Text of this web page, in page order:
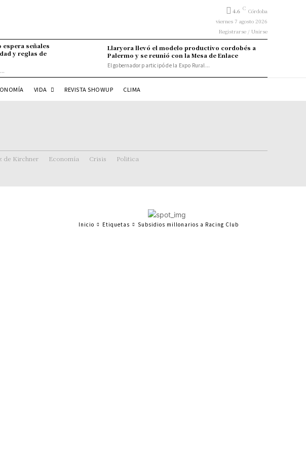
4.6 C Córdoba
viernes 7 agosto 2026
Registrarse / Unirse
espera señales
y reglas de
Llaryora llevó el modelo productivo cordobés a
Palermo y se reunió con la Mesa de Enlace
El gobernador participó de la Expo Rural...
VIDA REVISTA SHOWUP CLIMA
de Kirchner Economía Crisis Politica
Inicio Etiquetas Subsidios millonarios a Racing Club